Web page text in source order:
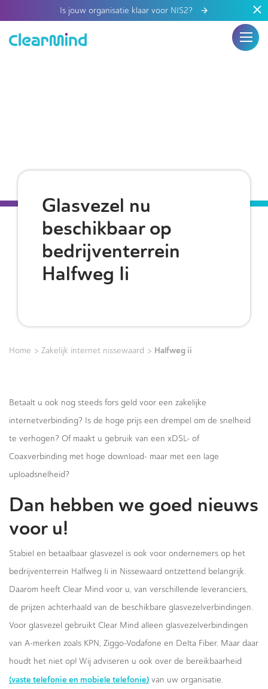
Is jouw organisatie klaar voor NIS2?
Glasvezel nu
beschikbaar op
bedrijventerrein
Halfweg Ii
Home > Zakelijk internet nissewaard > Halfweg ii
Betaalt u ook nog steeds fors geld voor een zakelijke
internetverbinding? Is de hoge prijs een drempel om de snelheid
te verhogen? Of maakt u gebruik van een xDSL- of
Coaxverbinding met hoge download- maar met een lage
uploadsnelheid?
Dan hebben we goed nieuws
voor u!
Stabiel en betaalbaar glasvezel is ook voor ondernemers op het
bedrijventerrein Halfweg Ii in Nissewaard ontzettend belangrijk.
Daarom heeft Clear Mind voor u, van verschillende leveranciers,
de prijzen achterhaald van de beschikbare glasvezelverbindingen.
Voor glasvezel gebruikt Clear Mind alleen glasvezelverbindingen
van A-merken zoals KPN, Ziggo-Vodafone en Delta Fiber. Maar daar
houdt het niet op! Wij adviseren u ook over de bereikbaarheid
(vaste telefonie en mobiele telefonie) van uw organisatie.